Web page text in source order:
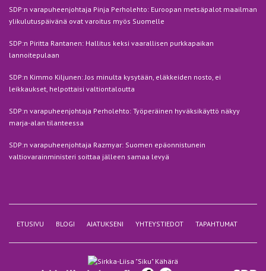
SDP:n varapuheenjohtaja Pinja Perholehto: Euroopan metsäpalot maailman
ylikulutuspäivänä ovat varoitus myös Suomelle
SDP:n Piritta Rantanen: Hallitus keksi vaarallisen purkkapaikan
lannoitepulaan
SDP:n Kimmo Kiljunen: Jos minulta kysytään, eläkkeiden nosto, ei
leikkaukset, helpottaisi valtiontaloutta
SDP:n varapuheenjohtaja Perholehto: Työperäinen hyväksikäyttö näkyy
marja-alan tilanteessa
SDP:n varapuheenjohtaja Razmyar: Suomen epäonnistunein
valtiovarainministeri soittaa jälleen samaa levyä
ETUSIVU BLOGI AJATUKSENI YHTEYSTIEDOT TAPAHTUMAT